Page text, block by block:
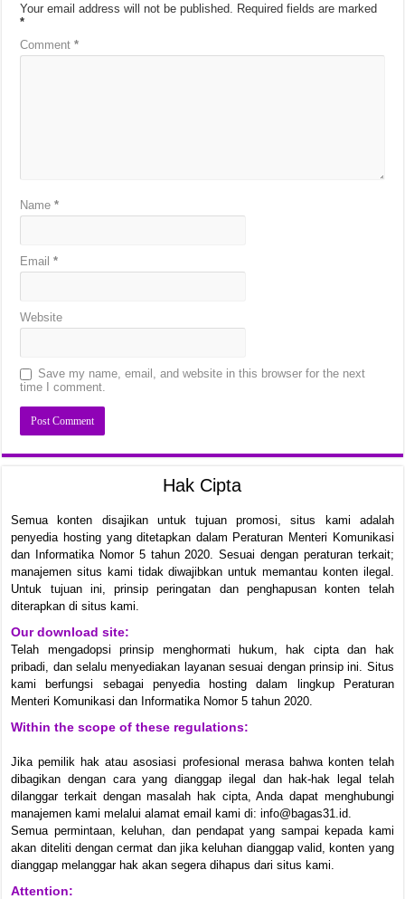
Your email address will not be published.
Required fields are marked
*
Comment*
Name*
Email*
Website
Save my name, email, and website in this browser for the next
time I comment.
Hak Cipta
Semua konten disajikan untuk tujuan promosi, situs kami adalah
penyedia hosting yang ditetapkan dalam Peraturan Menteri Komunikasi
dan Informatika Nomor 5 tahun 2020. Sesuai dengan peraturan terkait;
manajemen situs kami tidak diwajibkan untuk memantau konten ilegal.
Untuk tujuan ini, prinsip peringatan dan penghapusan konten telah
diterapkan di situs kami.
Our download site:
Telah mengadopsi prinsip menghormati hukum, hak cipta dan hak
pribadi, dan selalu menyediakan layanan sesuai dengan prinsip ini. Situs
kami berfungsi sebagai penyedia hosting dalam lingkup Peraturan
Menteri Komunikasi dan Informatika Nomor 5 tahun 2020.
Within the scope of these regulations:
Jika pemilik hak atau asosiasi profesional merasa bahwa konten telah
dibagikan dengan cara yang dianggap ilegal dan hak-hak legal telah
dilanggar terkait dengan masalah hak cipta, Anda dapat menghubungi
manajemen kami melalui alamat email kami di: info@bagas31.id.
Semua permintaan, keluhan, dan pendapat yang sampai kepada kami
akan diteliti dengan cermat dan jika keluhan dianggap valid, konten yang
dianggap melanggar hak akan segera dihapus dari situs kami.
Attention: